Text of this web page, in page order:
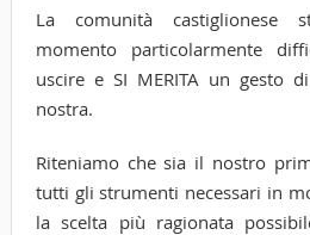
La comunità castiglionese
momento particolarmente
uscire e SI MERITA un gesto
nostra.
Riteniamo che sia il nostro
tutti gli strumenti necessari in
la scelta più ragionata